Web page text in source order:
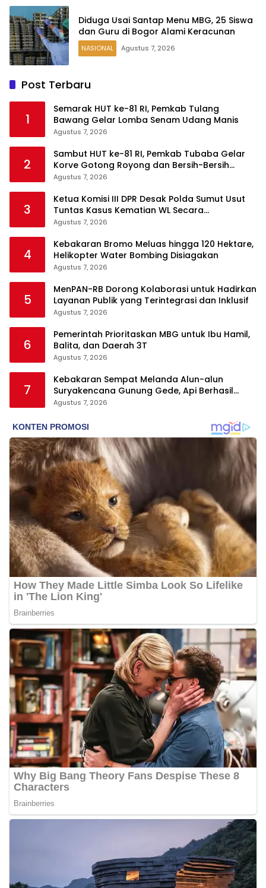
Diduga Usai Santap Menu MBG, 25 Siswa
dan Guru di Bogor Alami Keracunan
NASIONAL Agustus 7, 2026
Post Terbaru
1
Semarak HUT ke-81 RI, Pemkab Tulang
Bawang Gelar Lomba Senam Udang Manis
Agustus 7, 2026
2
Sambut HUT ke-81 RI, Pemkab Tubaba Gelar
Korve Gotong Royong dan Bersih-Bersih
Serentak
Agustus 7, 2026
3
Ketua Komisi III DPR Desak Polda Sumut Usut
Tuntas Kasus Kematian WL Secara
Transparan
Agustus 7, 2026
4
Kebakaran Bromo Meluas hingga 120 Hektare,
Helikopter Water Bombing Disiagakan
Agustus 7, 2026
5
MenPAN-RB Dorong Kolaborasi untuk Hadirkan
Layanan Publik yang Terintegrasi dan Inklusif
Agustus 7, 2026
6
Pemerintah Prioritaskan MBG untuk Ibu Hamil,
Balita, dan Daerah 3T
Agustus 7, 2026
7
Kebakaran Sempat Melanda Alun-alun
Suryakencana Gunung Gede, Api Berhasil
Dipadamkan
Agustus 7, 2026